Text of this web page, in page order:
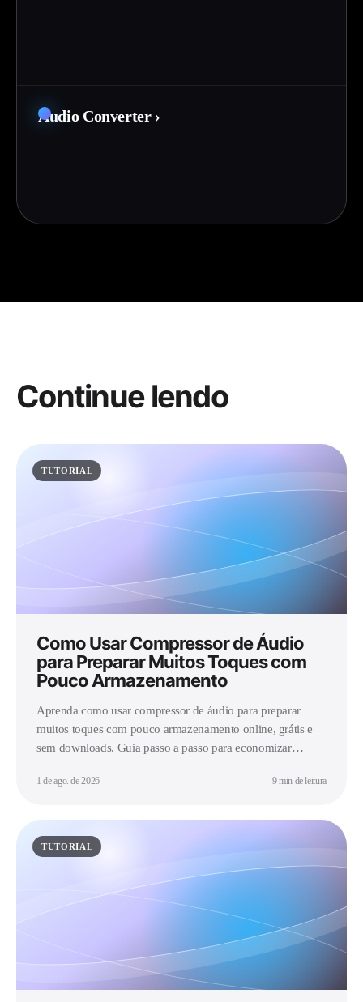
Audio Converter ›
Continue lendo
TUTORIAL
Como Usar Compressor de Áudio
para Preparar Muitos Toques com
Pouco Armazenamento
Aprenda como usar compressor de áudio para preparar
muitos toques com pouco armazenamento online, grátis e
sem downloads. Guia passo a passo para economizar
1 de ago. de 2026 9 min de leitura
TUTORIAL